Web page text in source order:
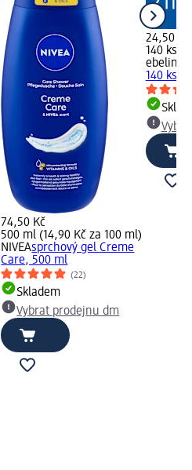
74,50 Kč
500 ml (14,90 Kč za 100 ml)
NIVEAsprchový gel Creme
Care, 500 ml
(22)
Skladem
Vybrat prodejnu dm
24,50 Kč
140 ks
ebelin
140 ks